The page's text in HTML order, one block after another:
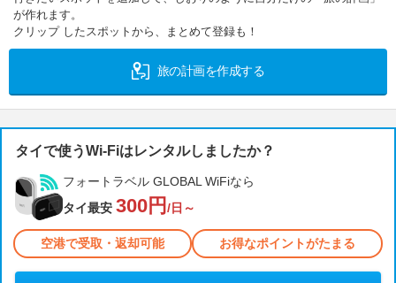
が作れます。
クリップ したスポットから、まとめて登録も！
旅の計画を作成する
タイで使うWi-Fiはレンタルしましたか？
フォートラベル GLOBAL WiFiなら
タイ最安 300円 /日～
空港で受取・返却可能 お得なポイントがたまる